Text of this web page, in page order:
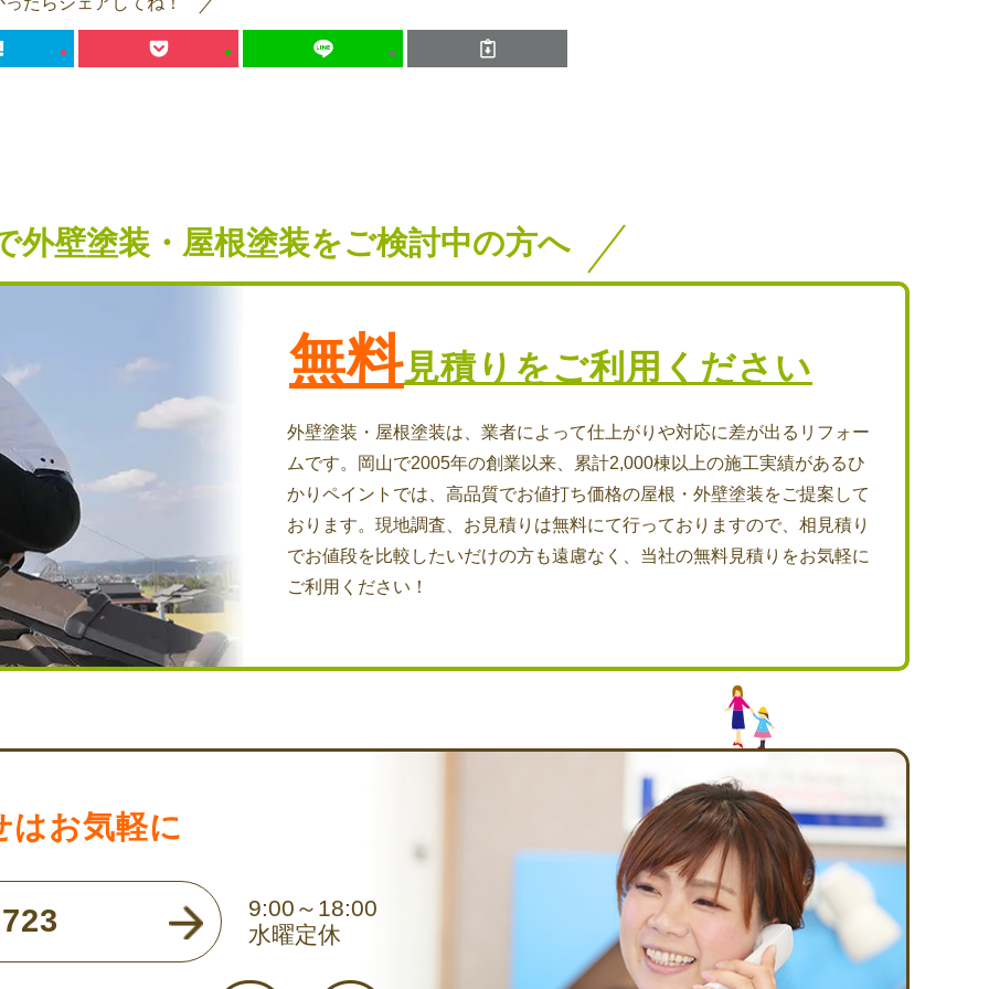
外壁塗装・屋根塗装をご検討中の方へ
無料見積りをご利用ください
外壁塗装・屋根塗装は、業者によって仕上がりや対応に差が出るリフォー
ムです。岡山で2005年の創業以来、累計2,000棟以上の施工実績があるひ
かりペイントでは、高品質でお値打ち価格の屋根・外壁塗装をご提案して
おります。現地調査、お見積りは無料にて行っておりますので、相見積り
でお値段を比較したいだけの方も遠慮なく、当社の無料見積りをお気軽に
ご利用ください！
はお気軽に
9:00～18:00
水曜定休